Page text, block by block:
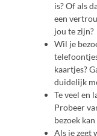
is? Of als
een
jou te zijn?
Wil je
kaartjes?
duidelijk
Te veel en
Probeer
bezoek
Als je zegt